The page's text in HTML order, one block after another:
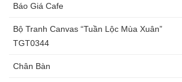
Báo Giá Cafe
Bộ Tranh Canvas “Tuần Lộc Mùa Xuân”
TGT0344
Chân Bàn